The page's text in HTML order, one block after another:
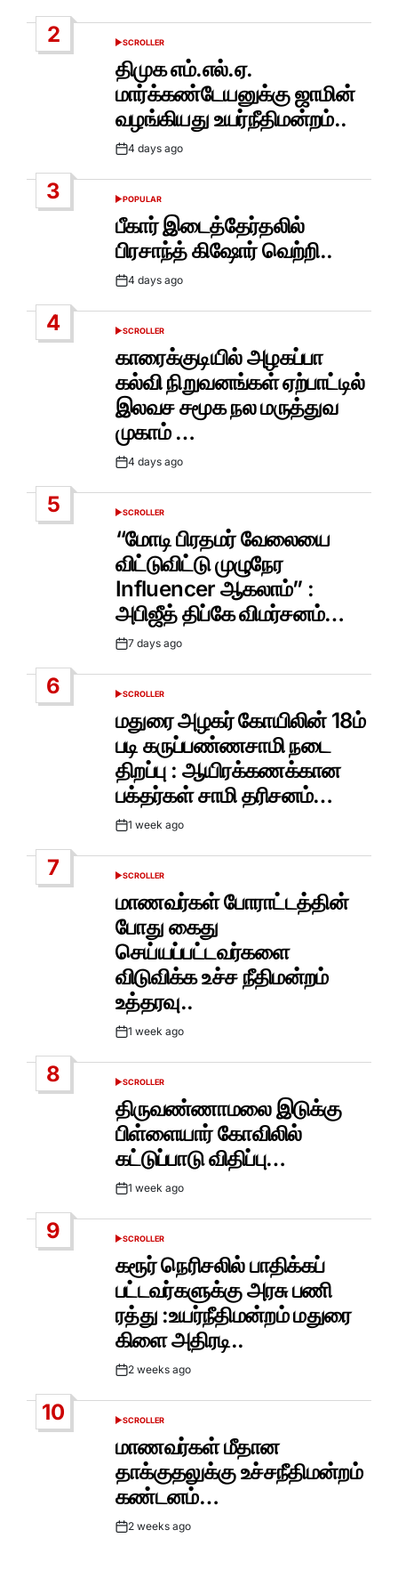
2
POSTED
SCROLLER
திமுக எம்.எல்.ஏ.
மார்க்கண்டேயனுக்கு ஜாமின்
வழங்கியது உயர்நீதிமன்றம்..
Post4 days ago
3
POSTED
POPULAR
பீகார் இடைத்தேர்தலில்
பிரசாந்த் கிஷோர் வெற்றி..
Post4 days ago
4
POSTED
SCROLLER
காரைக்குடியில் அழகப்பா
கல்வி நிறுவனங்கள் ஏற்பாட்டில்
இலவச சமூக நல மருத்துவ
முகாம் …
Post4 days ago
5
POSTED
SCROLLER
“மோடி பிரதமர் வேலையை
விட்டுவிட்டு முழுநேர
Influencer ஆகலாம்” :
அபிஜீத் திப்கே விமர்சனம்…
Post7 days ago
6
POSTED
SCROLLER
மதுரை அழகர் கோயிலின் 18ம்
படி கருப்பண்ணசாமி நடை
திறப்பு : ஆயிரக்கணக்கான
பக்தர்கள் சாமி தரிசனம்…
Post1 week ago
7
POSTED
SCROLLER
மாணவர்கள் போராட்டத்தின்
போது கைது
செய்யப்பட்டவர்களை
விடுவிக்க உச்ச நீதிமன்றம்
உத்தரவு..
Post1 week ago
8
POSTED
SCROLLER
திருவண்ணாமலை இடுக்கு
பிள்ளையார் கோவிலில்
கட்டுப்பாடு விதிப்பு…
Post1 week ago
9
POSTED
SCROLLER
கரூர் நெரிசலில் பாதிக்கப்
பட்டவர்களுக்கு அரசு பணி
ரத்து :உயர்நீதிமன்றம் மதுரை
கிளை அதிரடி..
Post2 weeks ago
10
POSTED
SCROLLER
மாணவர்கள் மீதான
தாக்குதலுக்கு உச்சநீதிமன்றம்
கண்டனம்…
Post2 weeks ago